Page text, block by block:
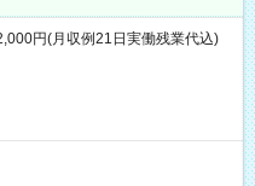
円(月収例21日実働残業代込)